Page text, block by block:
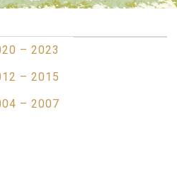
– 2023
– 2015
– 2007